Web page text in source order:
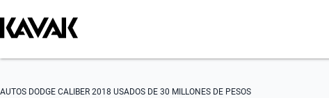
AUTOS DODGE CALIBER 2018 USADOS DE 30 MILLONES DE PESOS
Busca por marca